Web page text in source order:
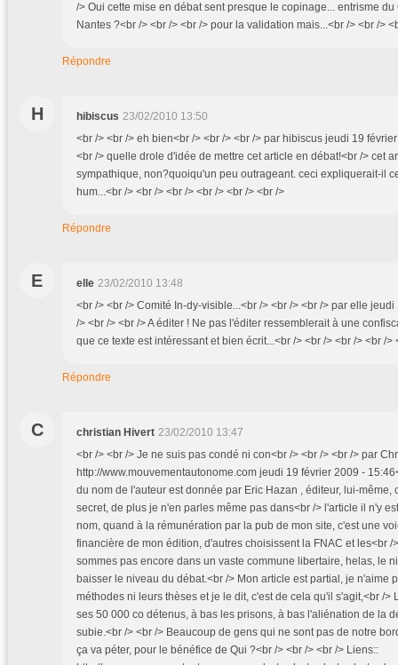
/> Oui cette mise en débat sent presque le copinage... entrisme
Nantes ?<br /> <br /> <br /> pour la validation mais...<br /> <br />
Répondre
H hibiscus 23/02/2010 13:50
<br /> <br /> eh bien<br /> <br /> <br /> par hibiscus jeudi 19
<br /> quelle drole d'idée de mettre cet article en débat!<br /> cet
sympathique, non?quoiqu'un peu outrageant. ceci expliquerait-il
hum...<br /> <br /> <br /> <br /> <br /> <br />
Répondre
E elle 23/02/2010 13:48
<br /> <br /> Comité In-dy-visible...<br /> <br /> <br /> par elle
/> <br /> <br /> A éditer ! Ne pas l'éditer ressemblerait à une
que ce texte est intéressant et bien écrit...<br /> <br /> <br /> <br />
Répondre
C christian Hivert 23/02/2010 13:47
<br /> <br /> Je ne suis pas condé ni con<br /> <br /> <br /> par
http://www.mouvementautonome.com jeudi 19 février 2009 -
du nom de l'auteur est donnée par Eric Hazan , éditeur, lui-même,
secret, de plus je n'en parles même pas dans<br /> l'article il n'y
nom, quand à la rémunération par la pub de mon site, c'est une
financière de mon édition, d'autres choisissent la FNAC et les<br /
sommes pas encore dans un vaste commune libertaire, helas, le
baisser le niveau du débat.<br /> Mon article est partial, je n'aime
méthodes ni leurs thèses et je le dit, c'est de cela qu'il s'agit,<br />
ses 50 000 co détenus, à bas les prisons, à bas l'aliénation de la
subie.<br /> <br /> Beaucoup de gens qui ne sont pas de notre
ça va péter, pour le bénéfice de Qui ?<br /> <br /> <br /> Liens::